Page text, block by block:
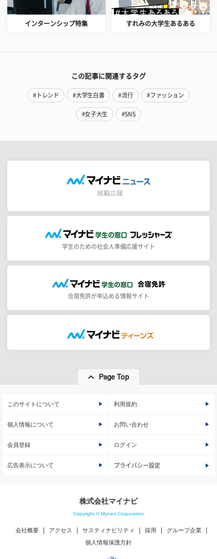
インターンシップ特集 すれみの大学生あるある
この記事に関連するタグ
#トレンド #大学生白書 #流行 #ファッション
#女子大生 #SNS
学生のための社会人準備応援サイト
合宿免許が申込める情報サイト
Page Top
このサイトについて 利用規約
個人情報について お問い合わせ
会員登録 ログイン
広告表示について プライバシー設定
株式会社マイナビ
Copyright © Mynavi Corporation
会社概要 アクセス サスティナビリティ 採用
グループ企業
個人情報保護方針